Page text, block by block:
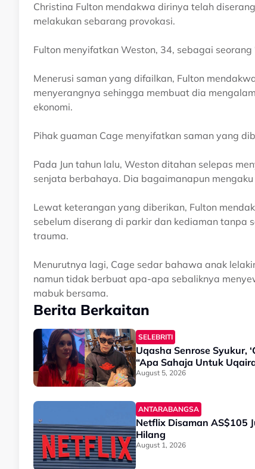
Christina Fulton mendakwa dirinya telah
melakukan sebarang provokasi.
Fulton menyifatkan Weston, 34, sebagai seorang
Menerusi saman yang difailkan, Fulton
menyerangnya sehingga membuat dia
ekonomi.
Pihak guaman Cage menyifatkan saman yang
Pada Jun tahun lalu, Weston ditahan selepas
senjata berbahaya. Dia bagaimanapun
Lewat keterangan yang diberikan, Fulton
sebelum diserang di parkir dan kediaman tanpa
trauma.
Menurutnya lagi, Cage sedar bahawa anak
namun tidak berbuat apa-apa sebaliknya
mabuk bersama.
Berita Berkaitan
SELEBRITI
Uqasha Senrose Syukur,
“Apa Sahaja Untuk
August 5, 2026
ANTARABANGSA
Netflix Disaman AS$105
Hilang
August 1, 2026